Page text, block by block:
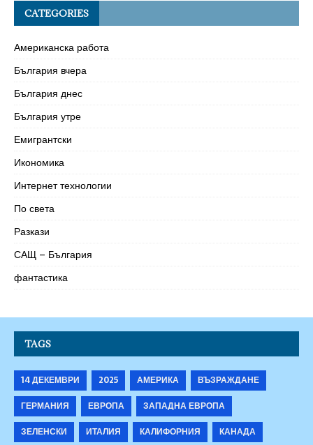
CATEGORIES
Американска работа
България вчера
България днес
България утре
Емигрантски
Икономика
Интернет технологии
По света
Разкази
САЩ – България
фантастика
TAGS
14 ДЕКЕМВРИ 2025 АМЕРИКА
ВЪЗРАЖДАНЕ
ГЕРМАНИЯ
ЕВРОПА
ЗАПАДНА ЕВРОПА
ЗЕЛЕНСКИ
ИТАЛИЯ КАЛИФОРНИЯ
КАНАДА